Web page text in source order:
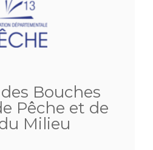
Bouches
Pêche et de
Milieu